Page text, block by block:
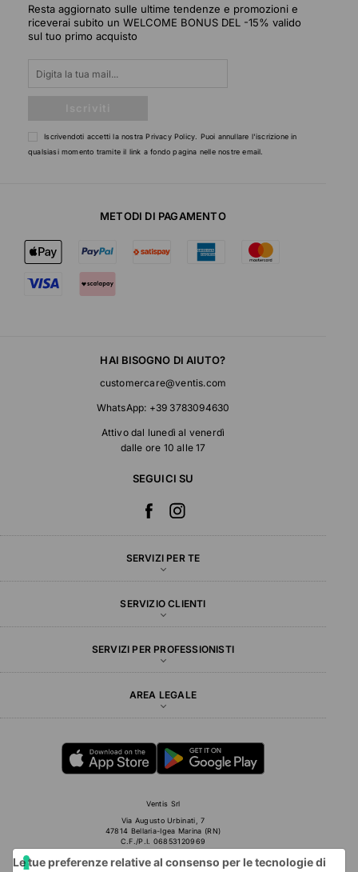
Resta aggiornato sulle ultime tendenze e promozioni e
riceverai subito un WELCOME BONUS DEL -15% valido
sul tuo primo acquisto
Iscrivendoti accetti la nostraPrivacy Policy . Puoi annullare l'iscrizione in
qualsiasi momento tramite il link a fondo pagina nelle nostre email.
METODI DI PAGAMENTO
HAI BISOGNO DI AIUTO?
customercare@ventis.com
WhatsApp: +39 3783094630
Attivo dal lunedì al venerdì
dalle ore 10 alle 17
SEGUICI SU
SERVIZI PER TE
SERVIZIO CLIENTI
SERVIZI PER PROFESSIONISTI
AREA LEGALE
Ventis Srl
Via Augusto Urbinati, 7
47814 Bellaria-Igea Marina (RN)
C.F./P.I. 06853120969
© 2026 VENTIS ALL RIGHTS RESERVED
Le tue preferenze relative al consenso per le tecnologie di